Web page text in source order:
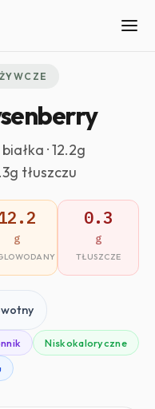
· 12.2g
tłuszczu
g
0.3
g
TŁUSZCZE
Niskokaloryczne